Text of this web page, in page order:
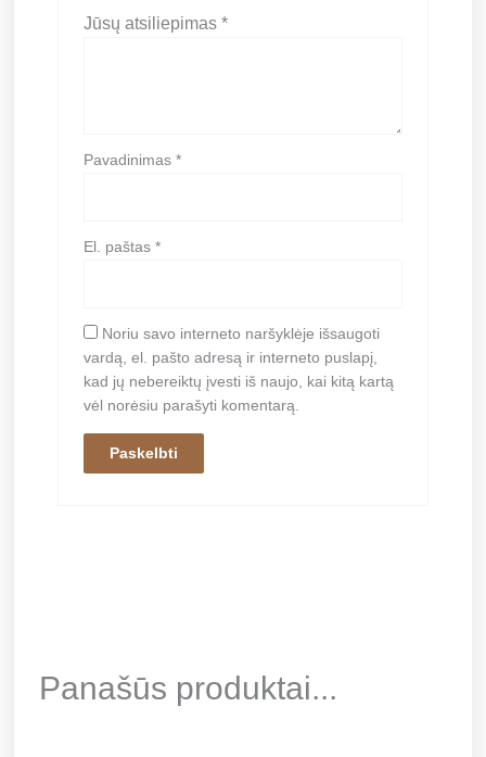
Jūsų atsiliepimas*
Pavadinimas*
El. paštas*
Noriu savo interneto naršyklėje išsaugoti
vardą, el. pašto adresą ir interneto puslapį,
kad jų nebereiktų įvesti iš naujo, kai kitą kartą
vėl norėsiu parašyti komentarą.
Panašūs produktai...